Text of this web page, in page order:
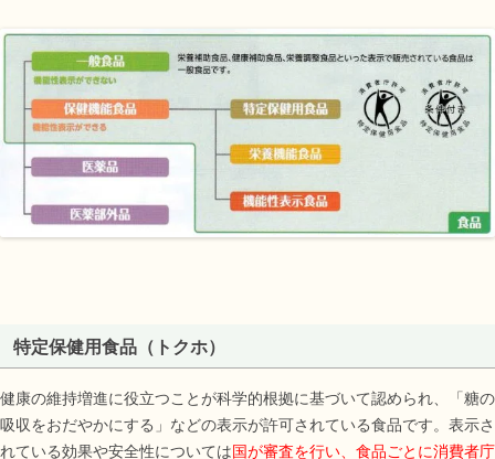
特定保健用食品（トクホ）
健康の維持増進に役立つことが科学的根拠に基づいて認められ、「糖の
吸収をおだやかにする」などの表示が許可されている食品です。表示さ
れている効果や安全性については国が審査を行い、食品ごとに消費者庁